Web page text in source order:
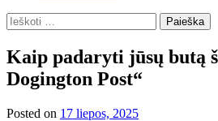
Ieškoti:
Kaip padaryti jūsų butą
Dogington Post“
Posted on 17 liepos, 2025